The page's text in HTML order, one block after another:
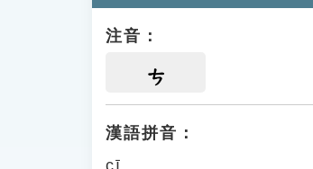
注音：
ㄘ
漢語拼音：
cī